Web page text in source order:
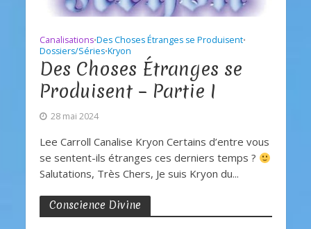
Canalisations•Des Choses Étranges se Produisent•
Dossiers/Séries•Kryon
Des Choses Étranges se
Produisent – Partie I
28 mai 2024
Lee Carroll Canalise Kryon Certains d’entre vous
se sentent-ils étranges ces derniers temps ?
Salutations, Très Chers, Je suis Kryon du...
Conscience Divine